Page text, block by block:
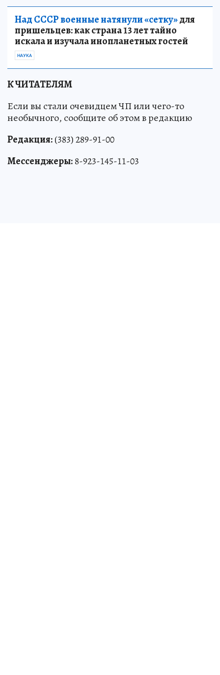
Над СССР военные натянули «сетку»для
пришельцев: как страна 13 лет тайно
искала и изучала инопланетных гостей
НАУКА
К ЧИТАТЕЛЯМ
Если вы стали очевидцем ЧП или чего-то
необычного, сообщите об этом в редакцию
Редакция:(383) 289-91-00
Мессенджеры:8-923-145-11-03